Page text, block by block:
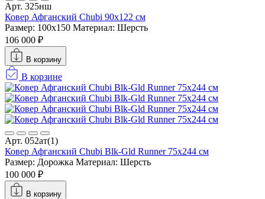
Арт. 325нш
Ковер Афганский Chubi 90x122 см
Размер: 100x150 Материал: Шерсть
106 000 ₽
В корзину
В корзине
Арт. 052ат(1)
Ковер Афганский Chubi Blk-Gld Runner 75x244 см
Размер: Дорожка Материал: Шерсть
100 000 ₽
В корзину